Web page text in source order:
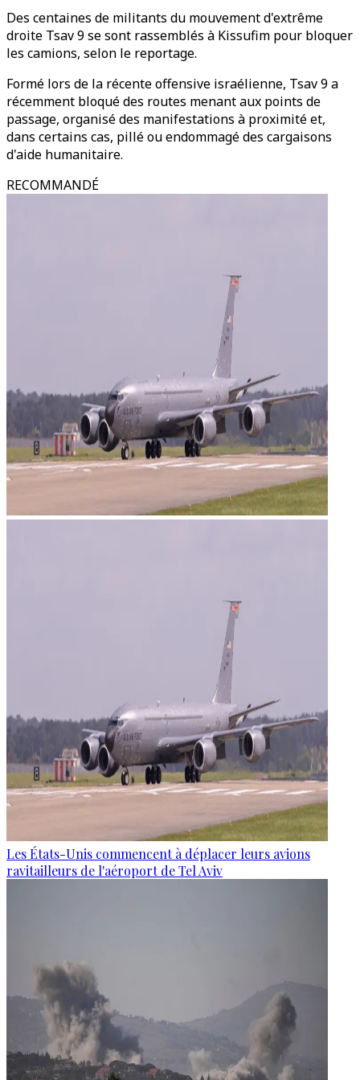
Des centaines de militants du mouvement d'extrême
droite Tsav 9 se sont rassemblés à Kissufim pour bloquer
les camions, selon le reportage.
Formé lors de la récente offensive israélienne, Tsav 9 a
récemment bloqué des routes menant aux points de
passage, organisé des manifestations à proximité et,
dans certains cas, pillé ou endommagé des cargaisons
d'aide humanitaire.
RECOMMANDÉ
Les États-Unis commencent à déplacer leurs avions
ravitailleurs de l'aéroport de Tel Aviv